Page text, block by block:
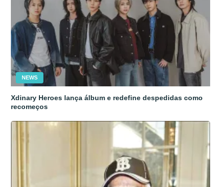
NEWS
Xdinary Heroes lança álbum e redefine despedidas como
recomeços